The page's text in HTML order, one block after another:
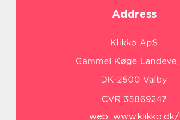
Address
web: www.klikko.dk/